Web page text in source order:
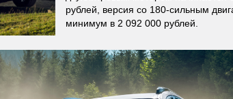
рублей, версия со 180-сильным
минимум в 2 092 000 рублей.